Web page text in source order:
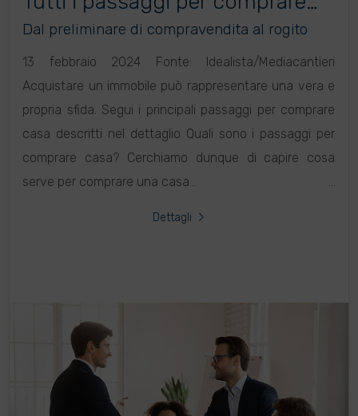
casa
Dal preliminare di compravendita al rogito
13 febbraio 2024 Fonte: Idealista/Mediacantieri
Acquistare un immobile può rappresentare una vera e
propria sfida. Segui i principali passaggi per comprare
casa descritti nel dettaglio Quali sono i passaggi per
comprare casa? Cerchiamo dunque di capire cosa
serve per comprare una casa...
Dettagli